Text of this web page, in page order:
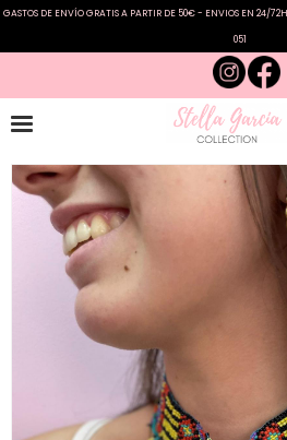
GASTOS DE ENVÍO GRATIS A PARTIR DE 50€ - ENVIOS EN 24/
051